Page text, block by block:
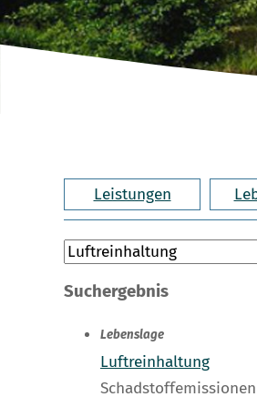
Leistungen
Suchergebnis
Lebenslage
Luftreinhaltung